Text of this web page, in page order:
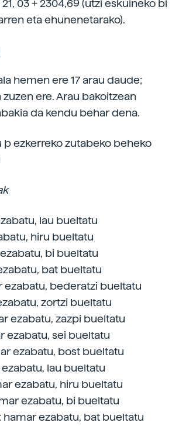
21, 03 + 2304,69 (utzi eskuineko bi
eta ehunenetarako).
hemen ere 17 arau daude;
ere. Arau bakoitzean
da kendu behar dena.
þ ezkerreko zutabeko beheko
lau bueltatu
hiru bueltatu
ezabatu, bi bueltatu
bat bueltatu
ezabatu, bederatzi bueltatu
zortzi bueltatu
ezabatu, zazpi bueltatu
ezabatu, sei bueltatu
ezabatu, bost bueltatu
ezabatu, lau bueltatu
ezabatu, hiru bueltatu
ezabatu, bi bueltatu
: hamar ezabatu, bat bueltatu